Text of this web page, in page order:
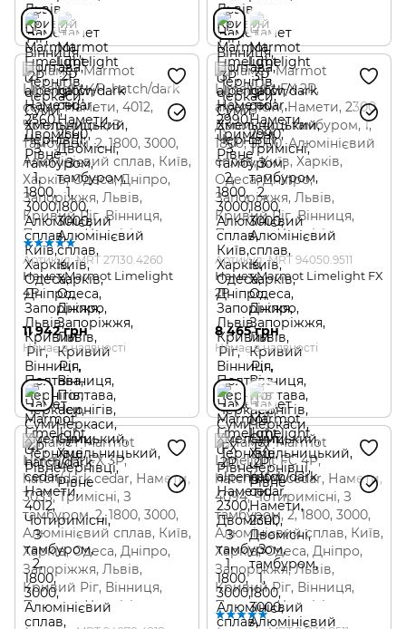
Артикул: MRT 27130.4260
Намет Marmot Limelight
4P
11 942 грн
Немає в наявності
Артикул: MRT 94050.9511
Намет Marmot Limelight FX
2P
8 465 грн
Немає в наявності